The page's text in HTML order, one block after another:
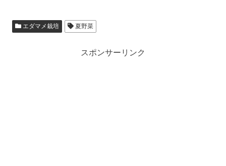
エダマメ栽培 夏野菜
スポンサーリンク